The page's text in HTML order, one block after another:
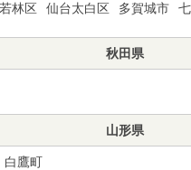
林区 仙台太白区 多賀城市
秋田県
山形県
白鷹町